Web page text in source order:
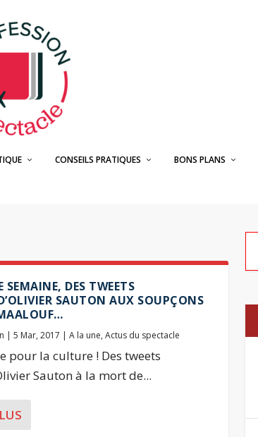
CONSEILS PRATIQUES BONS PLANS
SEMAINE, DES TWEETS
SAUTON AUX SOUPÇONS
| 5 Mar, 2017 | A la une, Actus du spectacle
pour la culture ! Des tweets
Sauton à la mort de...